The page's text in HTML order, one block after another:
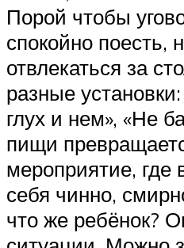
Порой чтобы
спокойно поесть,
отвлекаться за
разные
глух и нем», «Не
пищи
мероприятие, где
себя чинно,
что же ребёнок?